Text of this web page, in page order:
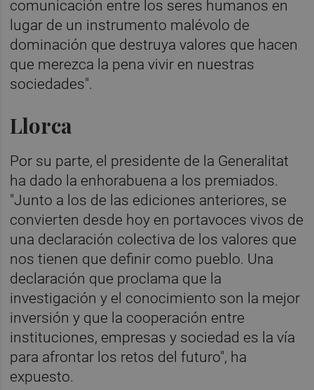
comunicación entre los seres humanos en
lugar de un instrumento malévolo de
dominación que destruya valores que hacen
que merezca la pena vivir en nuestras
sociedades".
Llorca
Por su parte, el presidente de la Generalitat
ha dado la enhorabuena a los premiados.
"Junto a los de las ediciones anteriores, se
convierten desde hoy en portavoces vivos de
una declaración colectiva de los valores que
nos tienen que definir como pueblo. Una
declaración que proclama que la
investigación y el conocimiento son la mejor
inversión y que la cooperación entre
instituciones, empresas y sociedad es la vía
para afrontar los retos del futuro", ha
expuesto.